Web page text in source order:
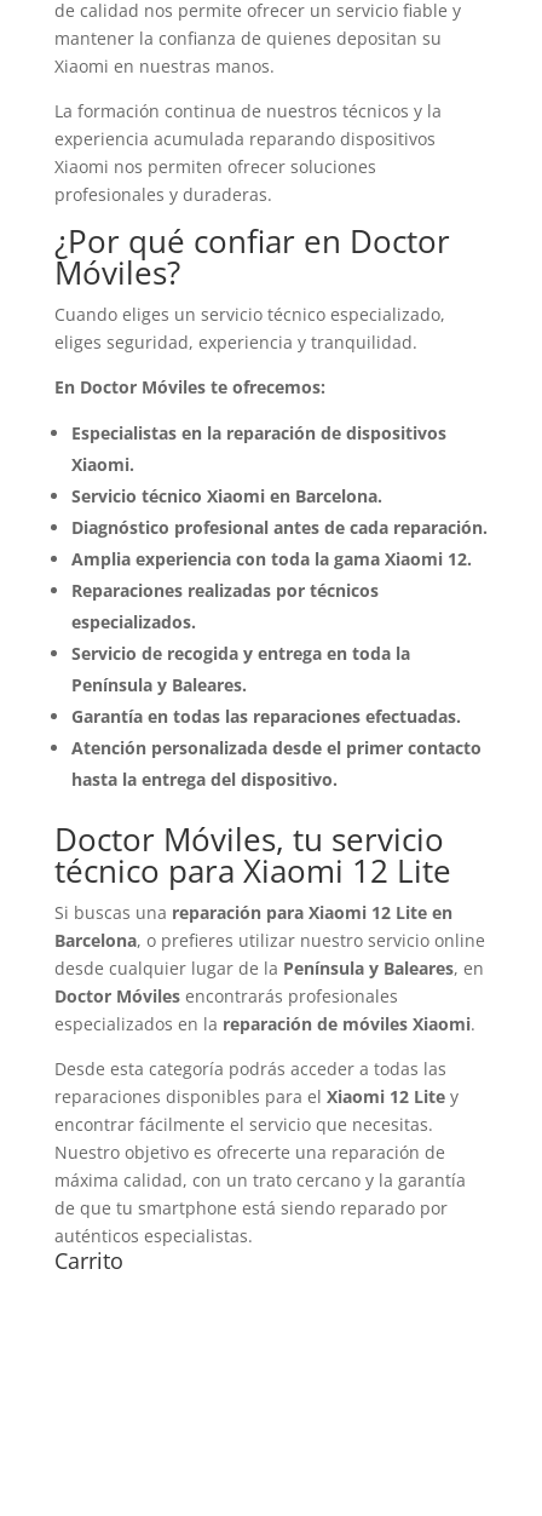
de calidad nos permite ofrecer un servicio fiable y
mantener la confianza de quienes depositan su
Xiaomi en nuestras manos.
La formación continua de nuestros técnicos y la
experiencia acumulada reparando dispositivos
Xiaomi nos permiten ofrecer soluciones
profesionales y duraderas.
¿Por qué confiar en Doctor
Móviles?
Cuando eliges un servicio técnico especializado,
eliges seguridad, experiencia y tranquilidad.
En Doctor Móviles te ofrecemos:
Especialistas en la reparación de dispositivos
Xiaomi.
Servicio técnico Xiaomi en Barcelona.
Diagnóstico profesional antes de cada reparación.
Amplia experiencia con toda la gama Xiaomi 12.
Reparaciones realizadas por técnicos
especializados.
Servicio de recogida y entrega en toda la
Península y Baleares.
Garantía en todas las reparaciones efectuadas.
Atención personalizada desde el primer contacto
hasta la entrega del dispositivo.
Doctor Móviles, tu servicio
técnico para Xiaomi 12 Lite
Si buscas una reparación para Xiaomi 12 Lite en
Barcelona, o prefieres utilizar nuestro servicio online
desde cualquier lugar de la Península y Baleares, en
Doctor Móvilesencontrarás profesionales
especializados en la reparación de móviles Xiaomi.
Desde esta categoría podrás acceder a todas las
reparaciones disponibles para el Xiaomi 12 Litey
encontrar fácilmente el servicio que necesitas.
Nuestro objetivo es ofrecerte una reparación de
máxima calidad, con un trato cercano y la garantía
de que tu smartphone está siendo reparado por
auténticos especialistas.
Carrito